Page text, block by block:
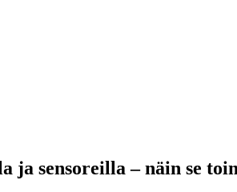
ja sensoreilla – näin se